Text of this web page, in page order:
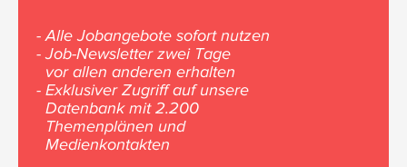
- Alle Jobangebote sofort nutzen
- Job-Newsletter zwei Tage
vor allen anderen erhalten
- Exklusiver Zugriff auf unsere
Datenbank mit 2.200
Themenplänen und
Medienkontakten